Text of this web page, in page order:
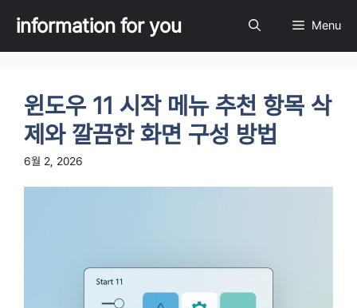
content
information for you Menu
윈도우 11 시작 메뉴 추천 항목 삭
제와 깔끔한 화면 구성 방법
6월 2, 2026